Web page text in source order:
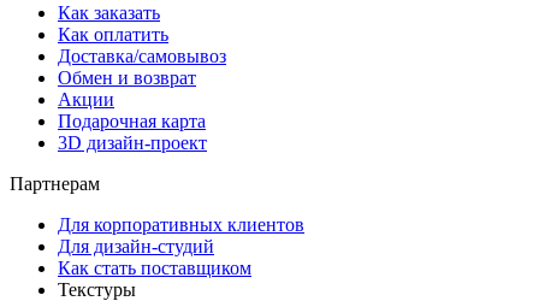
Как заказать
Как оплатить
Доставка/самовывоз
Обмен и возврат
Акции
Подарочная карта
3D дизайн-проект
Партнерам
Для корпоративных клиентов
Для дизайн-студий
Как стать поставщиком
Текстуры